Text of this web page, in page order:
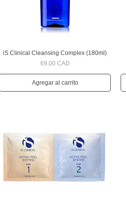
Vista rápida
iS Clinical Cleansing Complex (180ml)
Precio
69,00 CAD
Agregar al carrito